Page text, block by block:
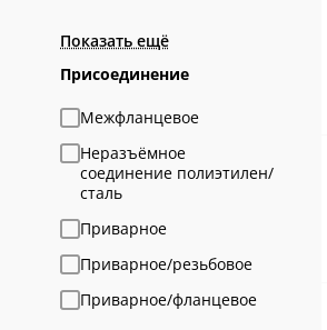
Показать ещё
Присоединение
Межфланцевое
Неразъёмное
соединение полиэтилен/
сталь
Приварное
Приварное/резьбовое
Приварное/фланцевое